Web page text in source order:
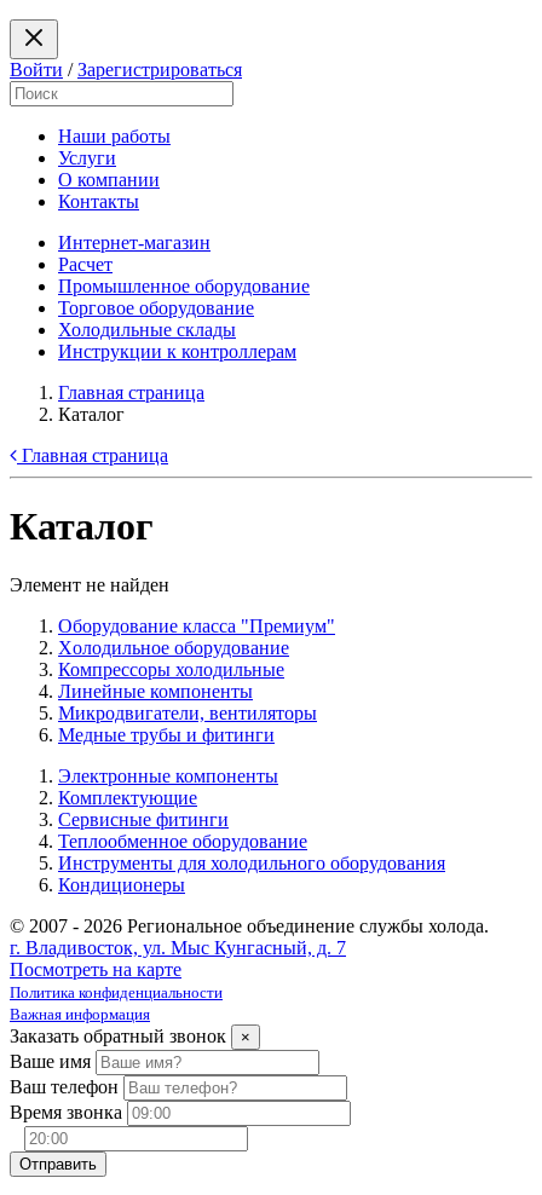
Войти /Зарегистрироваться
Наши работы
Услуги
О компании
Контакты
Интернет-магазин
Расчет
Промышленное оборудование
Торговое оборудование
Холодильные склады
Инструкции к контроллерам
Главная страница
Каталог
Главная страница
Каталог
Элемент не найден
Оборудование класса "Премиум"
Xолодильное оборудование
Компрессоры холодильные
Линейные компоненты
Микродвигатели, вентиляторы
Медные трубы и фитинги
Электронные компоненты
Комплектующие
Сервисные фитинги
Теплообменное оборудование
Инструменты для холодильного оборудования
Кондиционеры
© 2007 - 2026 Региональное объединение службы холода.
г. Владивосток, ул. Мыс Кунгасный, д. 7
Посмотреть на карте
Политика конфиденциальности
Важная информация
Заказать обратный звонок ×
Ваше имя
Ваш телефон
Время звонка